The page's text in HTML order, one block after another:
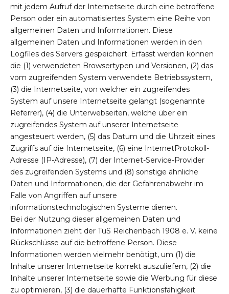
mit jedem Aufruf der Internetseite durch eine betroffene
Person oder ein automatisiertes System eine Reihe von
allgemeinen Daten und Informationen. Diese
allgemeinen Daten und Informationen werden in den
Logfiles des Servers gespeichert. Erfasst werden können
die (1) verwendeten Browsertypen und Versionen, (2) das
vom zugreifenden System verwendete Betriebssystem,
(3) die Internetseite, von welcher ein zugreifendes
System auf unsere Internetseite gelangt (sogenannte
Referrer), (4) die Unterwebseiten, welche über ein
zugreifendes System auf unserer Internetseite
angesteuert werden, (5) das Datum und die Uhrzeit eines
Zugriffs auf die Internetseite, (6) eine InternetProtokoll-
Adresse (IP-Adresse), (7) der Internet-Service-Provider
des zugreifenden Systems und (8) sonstige ähnliche
Daten und Informationen, die der Gefahrenabwehr im
Falle von Angriffen auf unsere
informationstechnologischen Systeme dienen.
Bei der Nutzung dieser allgemeinen Daten und
Informationen zieht der TuS Reichenbach 1908 e. V. keine
Rückschlüsse auf die betroffene Person. Diese
Informationen werden vielmehr benötigt, um (1) die
Inhalte unserer Internetseite korrekt auszuliefern, (2) die
Inhalte unserer Internetseite sowie die Werbung für diese
zu optimieren, (3) die dauerhafte Funktionsfähigkeit